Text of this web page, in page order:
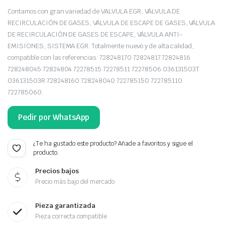
Contamos con gran variedad de VALVULA EGR, VÁLVULA DE
RECIRCULACIÓN DE GASES, VÁLVULA DE ESCAPE DE GASES, VÁLVULA
DE RECIRCULACIÓN DE GASES DE ESCAPE, VÁLVULA ANTI-
EMISIONES, SISTEMA EGR. Totalmente nuevo y de alta calidad,
compatible con las referencias: 728248170 72824817 72824816
728248045 72824804 72278515 72278511 72278506 036131503T
036131503R 728248160 728248040 722785150 722785110
722785060.
Pedir por WhatsApp
¿Te ha gustado este producto? Añade a favoritos y sigue el
producto.
Precios bajos
Precio más bajo del mercado
Pieza garantizada
Pieza correcta compatible